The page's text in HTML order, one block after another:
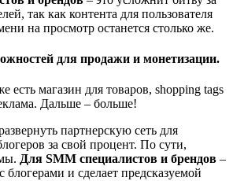
так как контента для пользователя
на просмотр останется столько же.
для продажи и монетизации.
есть магазин для товаров, shopping tags
Дальше – больше!
партнерскую сеть для
за свой процент. По сути,
Для SMM специалистов и брендов –
блогерами и сделает предсказуемой